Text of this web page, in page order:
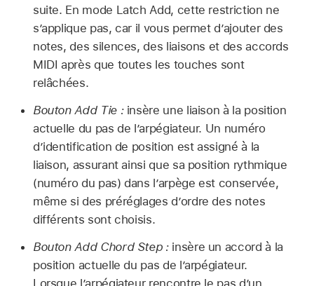
suite. En mode Latch Add, cette restriction ne
s’applique pas, car il vous permet d’ajouter des
notes, des silences, des liaisons et des accords
MIDI après que toutes les touches sont
relâchées.
Bouton Add Tie :insère une liaison à la position
actuelle du pas de l’arpégiateur. Un numéro
d’identification de position est assigné à la
liaison, assurant ainsi que sa position rythmique
(numéro du pas) dans l’arpège est conservée,
même si des préréglages d’ordre des notes
différents sont choisis.
Bouton Add Chord Step :insère un accord à la
position actuelle du pas de l’arpégiateur.
Lorsque l’arpégiateur rencontre le pas d’un